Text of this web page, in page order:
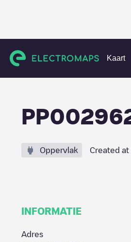
Kaart
Charging stations Nederland
Oppervlak Created at
INFORMATIE
Adres